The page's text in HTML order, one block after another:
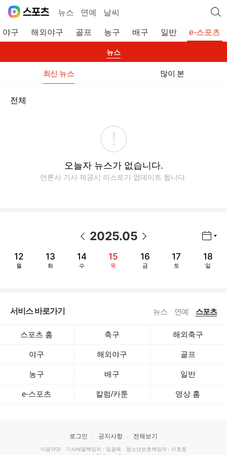
뉴스 연예 날씨
야구 해외야구 골프 농구 배구 일반 e-스포츠
뉴스
최신 뉴스 많이 본
전체
오늘자 뉴스가 없습니다.
언론사 기사 제공시 리스트가 업데이트 됩니다.
2025.05
12
월
13
화
14
수
15
목
16
금
17
토
18
일
서비스 바로가기 뉴스 연예 스포츠
스포츠 홈 축구 해외축구
야구 해외야구 골프
농구 배구 일반
e-스포츠 칼럼/카툰 영상 홈
로그인 공지사항 전체보기
이용약관 · 기사배열책임자 : 임광욱 · 청소년보호책임자 : 이호원